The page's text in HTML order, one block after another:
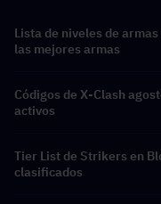
Lista de niveles de
las mejores armas
Códigos de X-Clash
activos
Tier List de Strikers en
clasificados